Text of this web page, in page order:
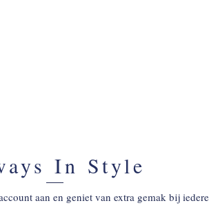
In Style
aan en geniet van extra gemak bij iedere